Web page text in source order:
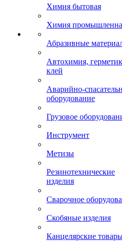
Химия бытовая
Химия
Абразивные
Автохимия,
клей
Аварийно-
оборудование
Грузовое
Инструмент
Метизы
Резинотехнические
изделия
Сварочное
Скобяные изделия
Канцелярские